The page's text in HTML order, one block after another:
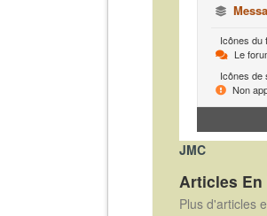
Icônes du
Le
Icônes de
Non
JMC
Articles En
Plus d'articles